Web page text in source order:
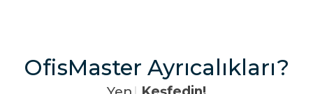
Bıçakları, ince ve hassas işlerde yardımcı olur. Hobilerinizi
gerçekleştirirken ya da okul projelerinde kullanabilirsiniz.
Bu markalar, kalite ve güvenliği bir arada sunarlar.
OfisMaster Ayrıcalıkları?